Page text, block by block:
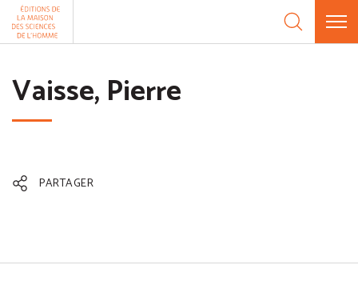
Aller au contenu
Vaisse, Pierre
PARTAGER
Panneau de gestion des cookies